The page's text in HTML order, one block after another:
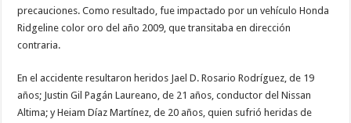
precauciones. Como resultado, fue impactado por un vehículo Honda
Ridgeline color oro del año 2009, que transitaba en dirección
contraria.
En el accidente resultaron heridos Jael D. Rosario Rodríguez, de 19
años; Justin Gil Pagán Laureano, de 21 años, conductor del Nissan
Altima; y Heiam Díaz Martínez, de 20 años, quien sufrió heridas de